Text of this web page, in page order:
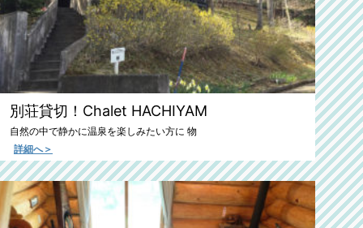
別荘貸切！Chalet HACHIYAM
自然の中で静かに温泉を楽しみたい方に 物
詳細へ＞